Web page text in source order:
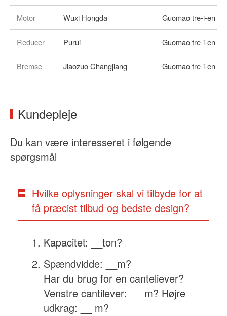
Motor Wuxi Hongda Guomao tre-i-en
Reducer Purui Guomao tre-i-en
Bremse Jiaozuo Changjiang Guomao tre-i-en
Kundepleje
Du kan være interesseret i følgende
spørgsmål
Hvilke oplysninger skal vi tilbyde for at
få præcist tilbud og bedste design?
Kapacitet: __ton?
Spændvidde: __m?
Har du brug for en canteliever?
Venstre cantilever: __ m? Højre
udkrag: __ m?